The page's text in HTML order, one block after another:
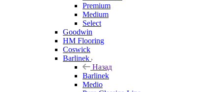
Premium
Medium
Select
Goodwin
HM Flooring
Coswick
Barlinek
Назад
Barlinek
Medio